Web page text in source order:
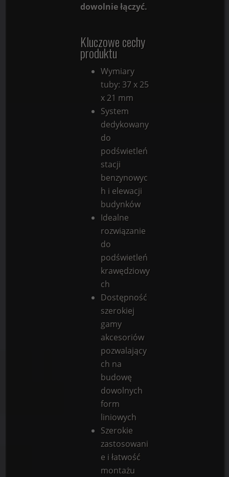
dowolnie łączyć.
Kluczowe cechy
produktu
Wymiary
tuby: 37 x 25
x 21 mm
System
dedykowany
do
podświetleń
stacji
benzynowyc
h i elewacji
budynków
Idealne
rozwiązanie
do
podświetleń
krawędziowy
ch
Dostępność
szerokiej
gamy
akcesoriów
pozwalający
ch na
budowę
dowolnych
form
liniowych
Szerokie
zastosowani
e i łatwość
montażu